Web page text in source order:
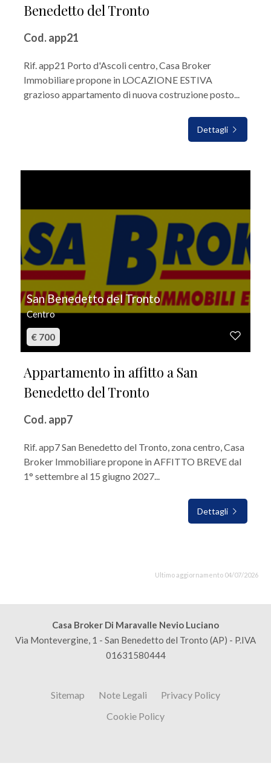
Benedetto del Tronto
Cod. app21
Rif. app21 Porto d'Ascoli centro, Casa Broker
Immobiliare propone in LOCAZIONE ESTIVA
grazioso appartamento di nuova costruzione posto...
Dettagli
San Benedetto del Tronto
Centro
€ 700
Appartamento in affitto a San
Benedetto del Tronto
Cod. app7
Rif. app7 San Benedetto del Tronto, zona centro, Casa
Broker Immobiliare propone in AFFITTO BREVE dal
1° settembre al 15 giugno 2027...
Dettagli
Ultimo aggiornamento 04/07/2026
Casa Broker Di Maravalle Nevio Luciano
Via Montevergine, 1 - San Benedetto del Tronto (AP) - P.IVA
01631580444
Sitemap Note Legali
Privacy Policy
Cookie Policy